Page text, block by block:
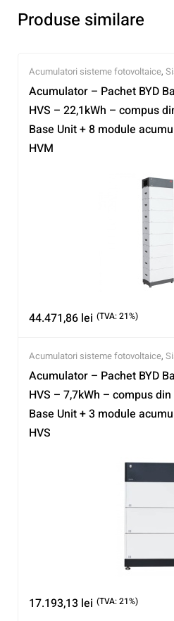
Produse similare
Acumulatori sisteme fotovoltaice,
Acumulator – Pachet BYD
HVS – 22,1kWh – compus
Base Unit + 8 module
HVM
44.471,86 lei (TVA: 21%)
Acumulatori sisteme fotovoltaice,
Acumulator – Pachet BYD
HVS – 7,7kWh – compus din
Base Unit + 3 module
HVS
17.193,13 lei (TVA: 21%)